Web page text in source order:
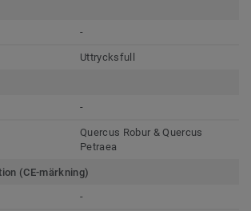
-
Uttrycksfull
-
Quercus Robur & Quercus
Petraea
(CE-märkning)
-